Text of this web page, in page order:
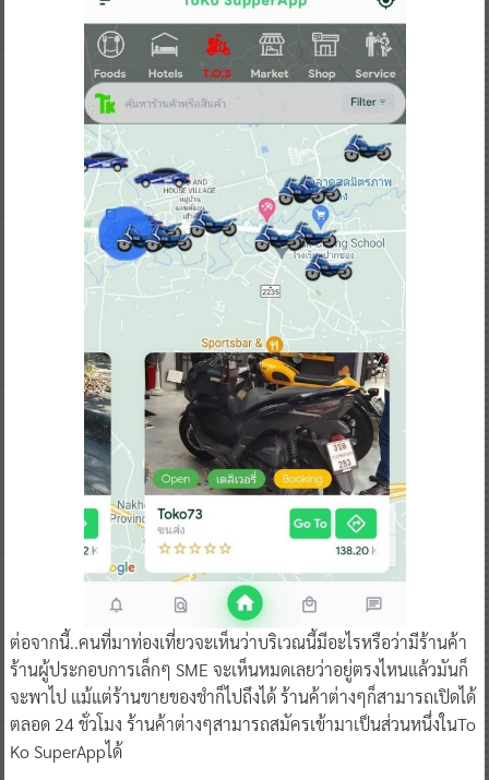
ต่อจากนี้..คนที่มาท่องเที่ยวจะเห็นว่าบริเวณนี้มีอะไรหรือว่ามีร้านค้า
ร้านผู้ประกอบการเล็กๆ SME จะเห็นหมดเลยว่าอยู่ตรงไหนแล้วมันก็
จะพาไป แม้แต่ร้านขายของชำก็ไปถึงได้ ร้านค้าต่างๆก็สามารถเปิดได้
ตลอด 24 ชั่วโมง ร้านค้าต่างๆสามารถสมัครเข้ามาเป็นส่วนหนึ่งในTo
Ko SuperAppได้